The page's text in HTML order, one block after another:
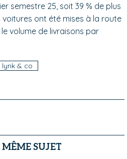
semestre 25, soit 39 % de plus
voitures ont été mises à la route
volume de livraisons par
lynk & co
MÊME SUJET